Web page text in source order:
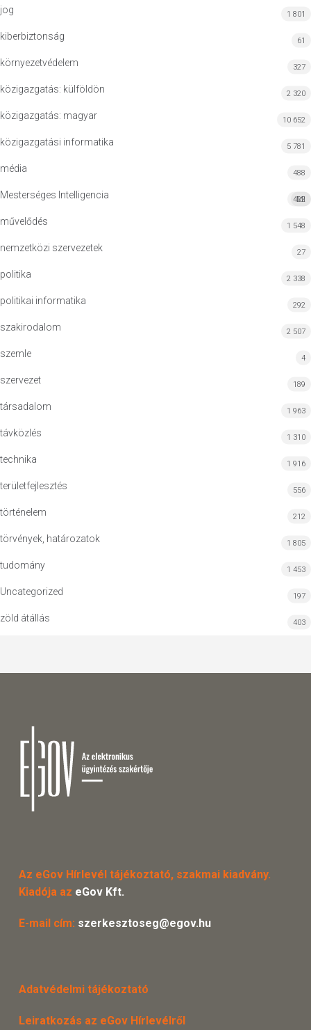
jog 1 801
kiberbiztonság 61
környezetvédelem 327
közigazgatás: külföldön 2 320
közigazgatás: magyar 10 652
közigazgatási informatika 5 781
média 488
Mesterséges Intelligencia MI
422
művelődés 1 548
nemzetközi szervezetek 27
politika 2 338
politikai informatika 292
szakirodalom 2 507
szemle 4
szervezet 189
társadalom 1 963
távközlés 1 310
technika 1 916
területfejlesztés 556
történelem 212
törvények, határozatok 1 805
tudomány 1 453
Uncategorized 197
zöld átállás 403
Az eGov Hírlevél tájékoztató, szakmai kiadvány.
Kiadója az eGov Kft.
E-mail cím: szerkesztoseg@egov.hu
Adatvédelmi tájékoztató
Leiratkozás az eGov Hírlevélről